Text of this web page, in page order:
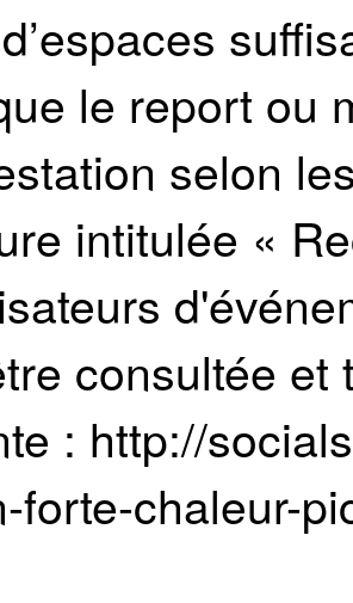
le report ou
selon
intitulée «
consultée et
: http://
forte-chaleur-